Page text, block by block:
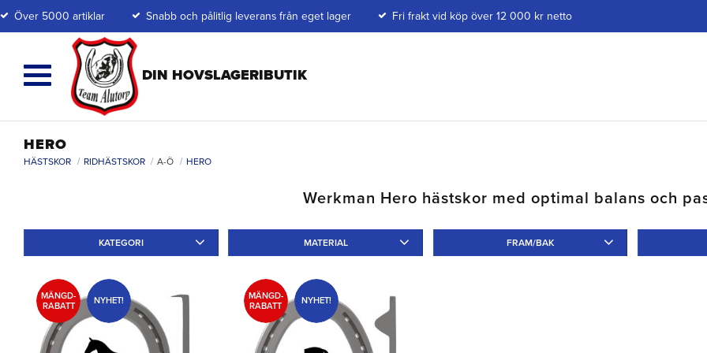
Över 5000 artiklar Snabb och pålitlig leverans från eget lager Fri frakt vid köp över 12 000 kr netto
HERO
HÄSTSKOR RIDHÄSTSKOR A-Ö HERO
Werkman Hero hästskor med optimal balans och
KATEGORI MATERIAL FRAM/BAK
MÄNGD-
RABATT
NYHET!
MÄNGD-
RABATT
NYHET!